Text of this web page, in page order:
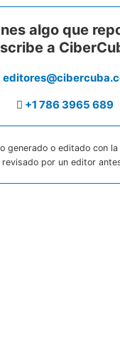
algo que
a
+1 786 3965 689
generado o editado con
por un editor